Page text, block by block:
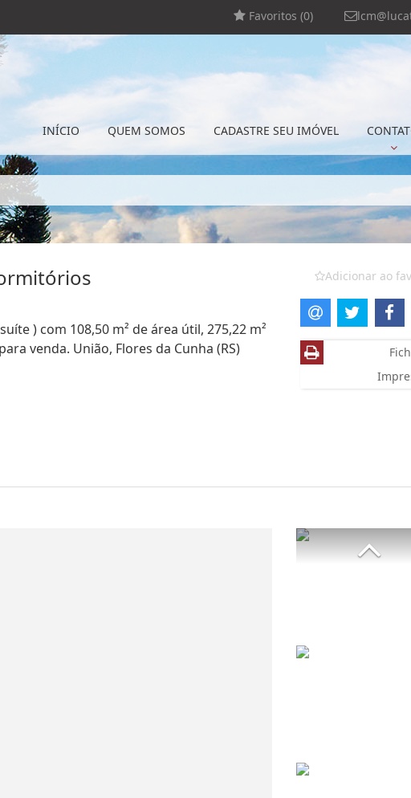
Favoritos (0)
INÍCIO QUEM SOMOS CADASTRE SEU IMÓVEL
) com 108,50 m² de área útil, 275,22 m²
venda. União, Flores da Cunha (RS)
Adicionar ao